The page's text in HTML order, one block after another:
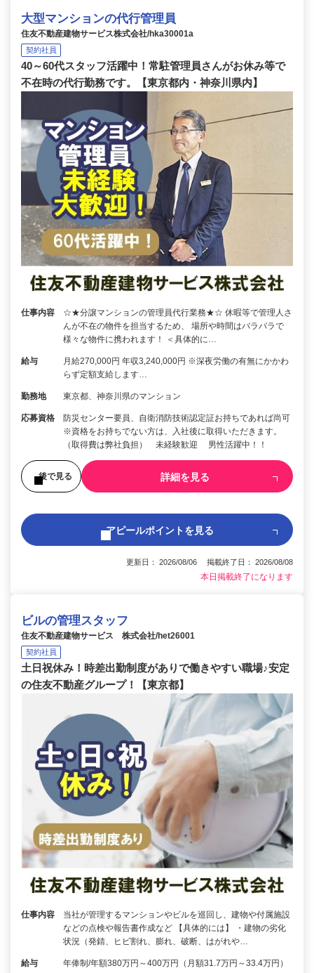
大型マンションの代行管理員
住友不動産建物サービス株式会社/hka30001a
契約社員
40～60代スタッフ活躍中！常駐管理員さんがお休み等で
不在時の代行勤務です。【東京都内・神奈川県内】
仕事内容
☆★分譲マンションの管理員代行業務★☆ 休暇等で管理人さ
んが不在の物件を担当するため、 場所や時間はバラバラで
様々な物件に携われます！ ＜具体的に…
給与
月給270,000円 年収3,240,000円 ※深夜労働の有無にかかわ
らず定額支給します…
勤務地 東京都、神奈川県のマンション
応募資格
防災センター要員、自衛消防技術認定証お持ちであれば尚可
※資格をお持ちでない方は、入社後に取得いただきます。
（取得費は弊社負担） 未経験歓迎 男性活躍中！！
後で見る 詳細を見る
アピールポイントを見る
更新日： 2026/08/06 掲載終了日： 2026/08/08
本日掲載終了になります
ビルの管理スタッフ
住友不動産建物サービス 株式会社/het26001
契約社員
土日祝休み！時差出勤制度がありで働きやすい職場♪安定
の住友不動産グループ！【東京都】
仕事内容
当社が管理するマンションやビルを巡回し、建物や付属施設
などの点検や報告書作成など 【具体的には】 ・建物の劣化
状況（発錆、ヒビ割れ、膨れ、破断、はがれや…
給与 年俸制/年額380万円～400万円（月額31.7万円～33.4万円）